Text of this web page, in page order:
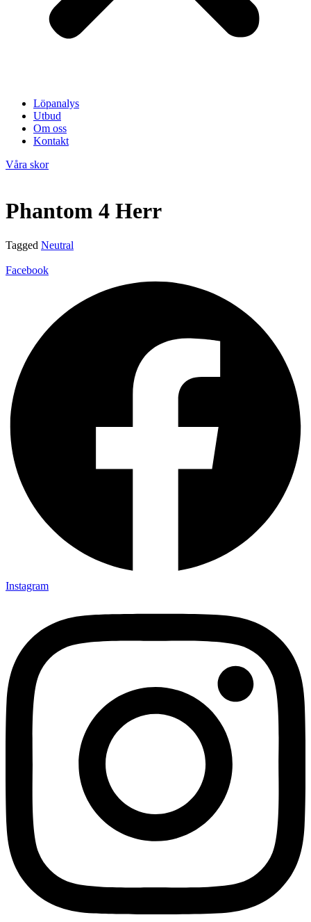
Löpanalys
Utbud
Om oss
Kontakt
Våra skor
Phantom 4 Herr
Tagged Neutral
Facebook
Instagram